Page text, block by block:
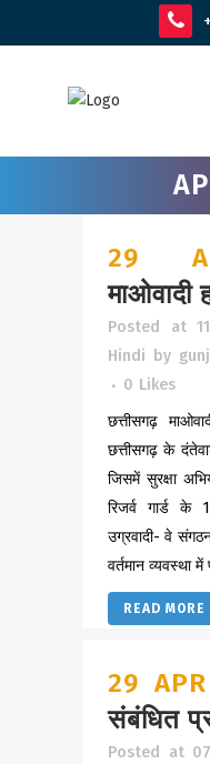
29
माओवादी
Posted at
Hindi
by
0 Likes
छत्तीसगढ़
छत्तीसगढ़ के
जिसमें सुरक्षा
रिजर्व गार्ड
उग्रवादी- वे
वर्तमान व्यवस्था में
READ MORE
29 APR
संबंधित
Posted at